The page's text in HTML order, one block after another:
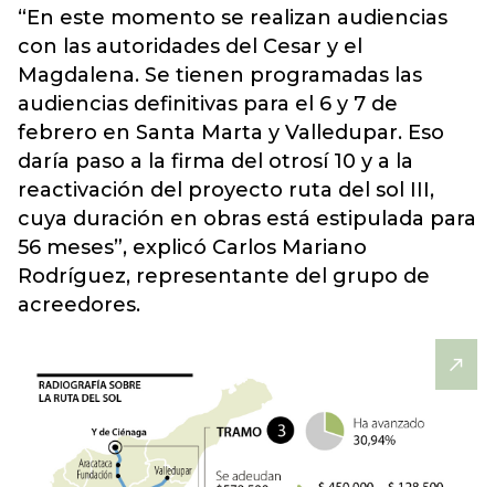
“En este momento se realizan audiencias
con las autoridades del Cesar y el
Magdalena. Se tienen programadas las
audiencias definitivas para el 6 y 7 de
febrero en Santa Marta y Valledupar. Eso
daría paso a la firma del otrosí 10 y a la
reactivación del proyecto ruta del sol III,
cuya duración en obras está estipulada para
56 meses”, explicó Carlos Mariano
Rodríguez, representante del grupo de
acreedores.